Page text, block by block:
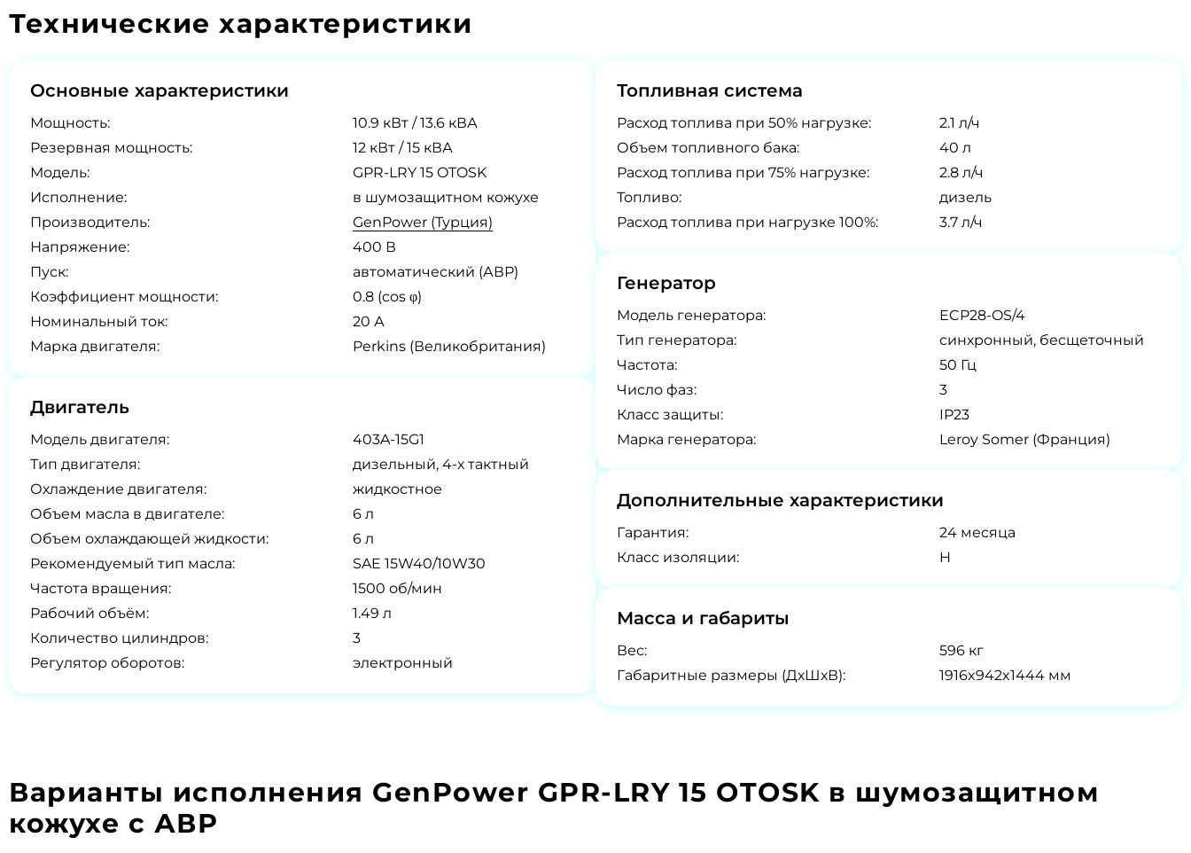
Технические характеристики
Основные характеристики
Мощность:
10.9 кВт / 13.6 кВА
Резервная мощность:
12 кВт / 15 кВА
Модель:
GPR-LRY 15 OTOSK
Исполнение:
в шумозащитном кожухе
Производитель:
GenPower (Турция)
Напряжение:
400 В
Пуск:
автоматический (АВР)
Коэффициент мощности:
0.8 (cos φ)
Номинальный ток:
20 А
Марка двигателя:
Perkins (Великобритания)
Двигатель
Модель двигателя:
403A-15G1
Тип двигателя:
дизельный, 4-х тактный
Охлаждение двигателя:
жидкостное
Объем масла в двигателе:
6 л
Объем охлаждающей жидкости:
6 л
Рекомендуемый тип масла:
SAE 15W40/10W30
Частота вращения:
1500 об/мин
Рабочий объём:
1.49 л
Количество цилиндров:
3
Регулятор оборотов:
электронный
Топливная система
Расход топлива при 50% нагрузке:
2.1 л/ч
Объем топливного бака:
40 л
Расход топлива при 75% нагрузке:
2.8 л/ч
Топливо:
дизель
Расход топлива при нагрузке 100%:
3.7 л/ч
Генератор
Модель генератора:
ECP28-OS/4
Tип генератора:
синхронный, бесщеточный
Частота:
50 Гц
Число фаз:
3
Класс защиты:
IP23
Марка генератора:
Leroy Somer (Франция)
Дополнительные характеристики
Гарантия:
24 месяца
Класс изоляции:
H
Масса и габариты
Вес:
596 кг
Габаритные размеры (ДхШхВ):
1916x942x1444 мм
Варианты исполнения GenPower GPR-LRY 15 OTOSK в шумозащитном
кожухе с АВР